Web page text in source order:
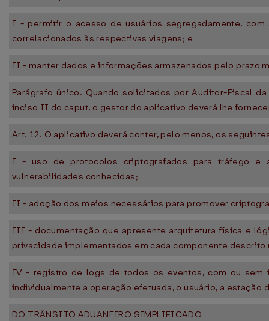
I - permitir o acesso de usuários segregadamente,
correlacionados às respectivas viagens; e
II - manter dados e informações armazenados pelo prazo
Parágrafo único. Quando solicitados por Auditor-Fiscal
inciso II do caput, o gestor do aplicativo deverá lhe
Art. 12. O aplicativo deverá conter, pelo menos, os
I - uso de protocolos criptografados para tráfego e
vulnerabilidades conhecidas;
II - adoção dos meios necessários para promover
III - documentação que apresente arquitetura física e
privacidade implementados em cada componente descrito
IV - registro de logs de todos os eventos, com ou sem
individualmente a operação efetuada, o usuário, a estação
DO TRÂNSITO ADUANEIRO SIMPLIFICADO